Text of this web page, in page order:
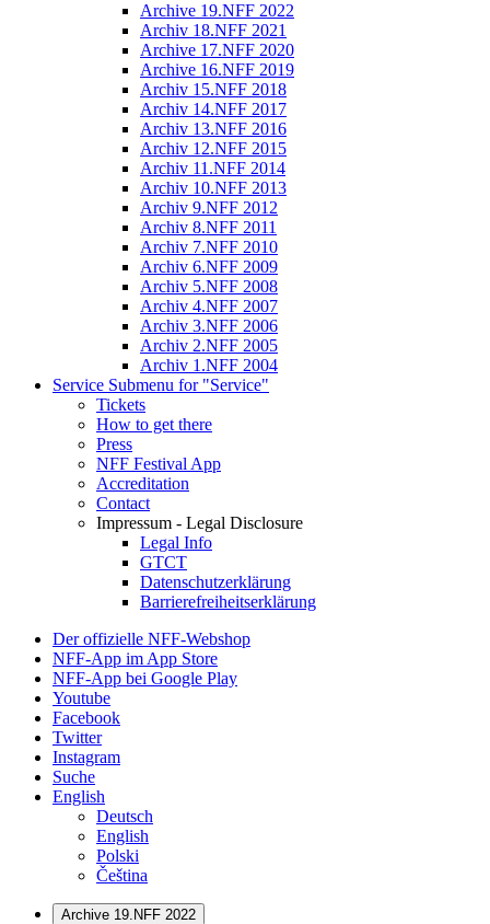
Archive 19.NFF 2022
Archiv 18.NFF 2021
Archive 17.NFF 2020
Archive 16.NFF 2019
Archiv 15.NFF 2018
Archiv 14.NFF 2017
Archiv 13.NFF 2016
Archiv 12.NFF 2015
Archiv 11.NFF 2014
Archiv 10.NFF 2013
Archiv 9.NFF 2012
Archiv 8.NFF 2011
Archiv 7.NFF 2010
Archiv 6.NFF 2009
Archiv 5.NFF 2008
Archiv 4.NFF 2007
Archiv 3.NFF 2006
Archiv 2.NFF 2005
Archiv 1.NFF 2004
Service Submenu for "Service"
Tickets
How to get there
Press
NFF Festival App
Accreditation
Contact
Impressum - Legal Disclosure
Legal Info
GTCT
Datenschutzerklärung
Barrierefreiheitserklärung
Der offizielle NFF-Webshop
NFF-App im App Store
NFF-App bei Google Play
Youtube
Facebook
Twitter
Instagram
Suche
English
Deutsch
English
Polski
Čeština
Archive 19.NFF 2022